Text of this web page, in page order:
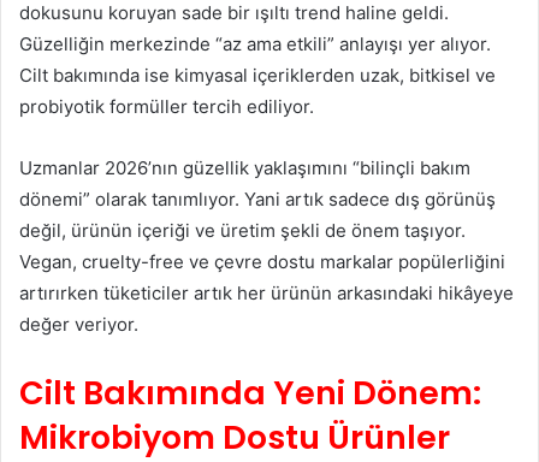
dokusunu koruyan sade bir ışıltı trend haline geldi.
Güzelliğin merkezinde “az ama etkili” anlayışı yer alıyor.
Cilt bakımında ise kimyasal içeriklerden uzak, bitkisel ve
probiyotik formüller tercih ediliyor.
Uzmanlar 2026’nın güzellik yaklaşımını “bilinçli bakım
dönemi” olarak tanımlıyor. Yani artık sadece dış görünüş
değil, ürünün içeriği ve üretim şekli de önem taşıyor.
Vegan, cruelty-free ve çevre dostu markalar popülerliğini
artırırken tüketiciler artık her ürünün arkasındaki hikâyeye
değer veriyor.
Cilt Bakımında Yeni Dönem:
Mikrobiyom Dostu Ürünler